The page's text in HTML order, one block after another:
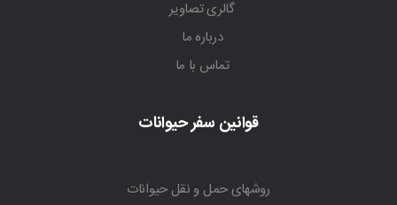
گالری تصاویر
درباره ما
تماس با ما
قوانین سفر حیوانات
روشهای حمل و نقل حیوانات